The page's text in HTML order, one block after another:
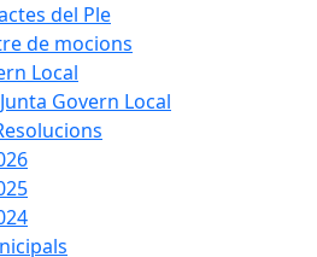
del Ple
de mocions
Local
Govern Local